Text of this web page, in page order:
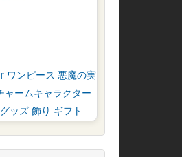
ワンピース 悪魔の実
ャームキャラクター
ッズ 飾り ギフト